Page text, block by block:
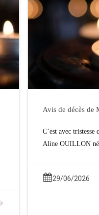
Avis de décès de
C’est avec tristesse
Aline OUILLON
29/06/2026